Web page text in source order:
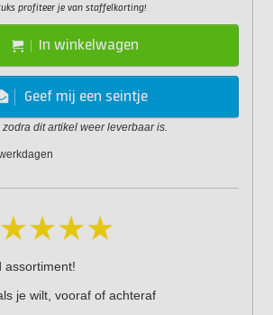
profiteer je van staffelkorting!
In winkelwagen
Geef mij een seintje
dit artikel weer leverbaar is.
assortiment!
je wilt, vooraf of achteraf